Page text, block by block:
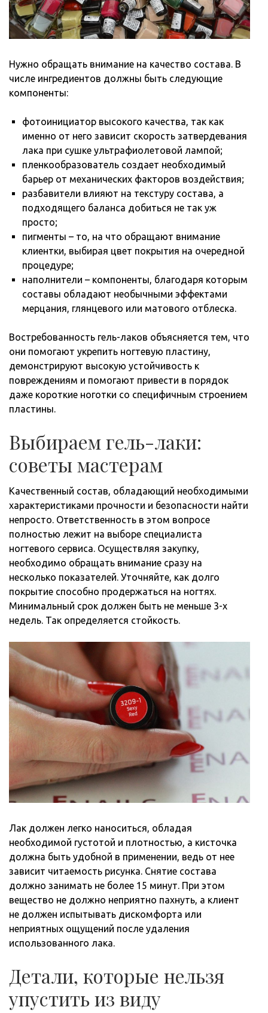
Нужно обращать внимание на качество состава. В
числе ингредиентов должны быть следующие
компоненты:
фотоинициатор высокого качества, так как
именно от него зависит скорость затвердевания
лака при сушке ультрафиолетовой лампой;
пленкообразователь создает необходимый
барьер от механических факторов воздействия;
разбавители влияют на текстуру состава, а
подходящего баланса добиться не так уж
просто;
пигменты – то, на что обращают внимание
клиентки, выбирая цвет покрытия на очередной
процедуре;
наполнители – компоненты, благодаря которым
составы обладают необычными эффектами
мерцания, глянцевого или матового отблеска.
Востребованность гель-лаков объясняется тем, что
они помогают укрепить ногтевую пластину,
демонстрируют высокую устойчивость к
повреждениям и помогают привести в порядок
даже короткие ноготки со специфичным строением
пластины.
Выбираем гель-лаки:
советы мастерам
Качественный состав, обладающий необходимыми
характеристиками прочности и безопасности найти
непросто. Ответственность в этом вопросе
полностью лежит на выборе специалиста
ногтевого сервиса. Осуществляя закупку,
необходимо обращать внимание сразу на
несколько показателей. Уточняйте, как долго
покрытие способно продержаться на ногтях.
Минимальный срок должен быть не меньше 3-х
недель. Так определяется стойкость.
Лак должен легко наноситься, обладая
необходимой густотой и плотностью, а кисточка
должна быть удобной в применении, ведь от нее
зависит читаемость рисунка. Снятие состава
должно занимать не более 15 минут. При этом
вещество не должно неприятно пахнуть, а клиент
не должен испытывать дискомфорта или
неприятных ощущений после удаления
использованного лака.
Детали, которые нельзя
упустить из виду